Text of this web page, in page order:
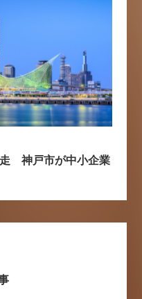
神戸市が中小企業